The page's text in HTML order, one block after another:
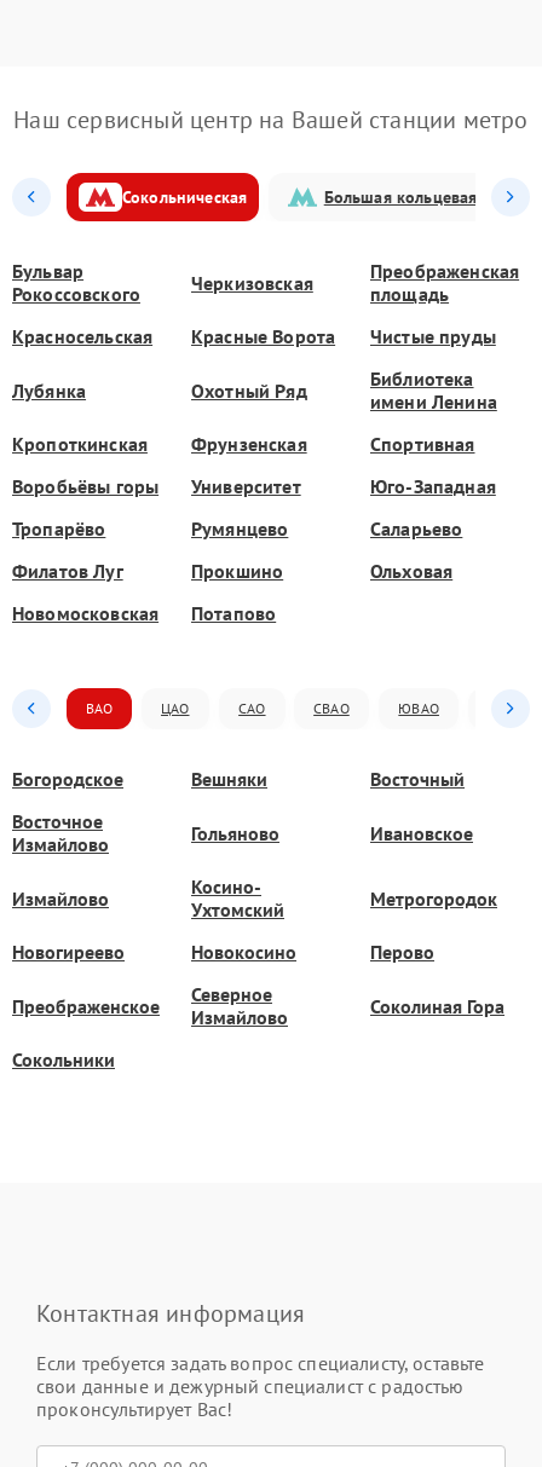
Наш сервисный центр на Вашей станции метро
Сокольническая Большая кольцевая
Бульвар
Рокоссовского
Черкизовская
Преображенская
площадь
Красносельская
Красные Ворота Чистые пруды
Лубянка Охотный Ряд
Библиотека
имени Ленина
Кропоткинская
Фрунзенская
Спортивная
Воробьёвы горы
Университет
Юго-Западная
Тропарёво
Румянцево
Саларьево
Филатов Луг
Прокшино
Ольховая
Новомосковская
Потапово
ВАО ЦАО САО СВАО ЮВАО ЮАО
Богородское Вешняки
Восточный
Восточное
Измайлово
Гольяново Ивановское
Измайлово
Косино-
Ухтомский
Метрогородок
Новогиреево Новокосино Перово
Преображенское
Северное
Измайлово
Соколиная Гора
Сокольники
Контактная информация
Если требуется задать вопрос специалисту, оставьте
свои данные и дежурный специалист с радостью
проконсультирует Вас!